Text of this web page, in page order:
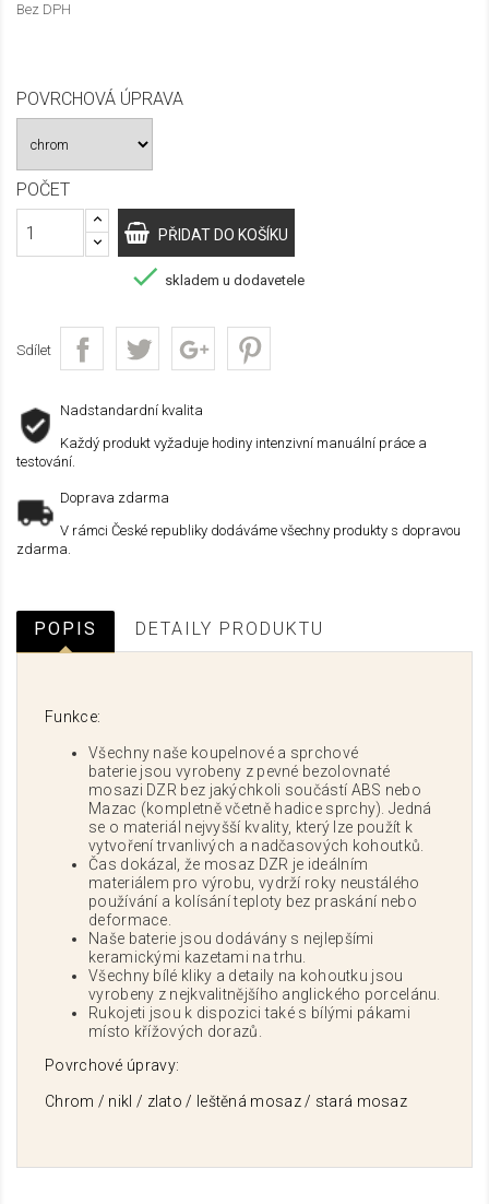
Bez DPH
POVRCHOVÁ ÚPRAVA
POČET
PŘIDAT DO KOŠÍKU
 skladem u dodavetele
Sdílet
Nadstandardní kvalita
Každý produkt vyžaduje hodiny intenzivní manuální práce a
testování.
Doprava zdarma
V rámci České republiky dodáváme všechny produkty s dopravou
zdarma.
POPIS DETAILY PRODUKTU
Funkce:
Všechny naše koupelnové a sprchové
baterie jsou vyrobeny z pevné bezolovnaté
mosazi DZR bez jakýchkoli součástí ABS nebo
Mazac (kompletně včetně hadice sprchy). Jedná
se o materiál nejvyšší kvality, který lze použít k
vytvoření trvanlivých a nadčasových kohoutků.
Čas dokázal, že mosaz DZR je ideálním
materiálem pro výrobu, vydrží roky neustálého
používání a kolísání teploty bez praskání nebo
deformace.
Naše baterie jsou dodávány s nejlepšími
keramickými kazetami na trhu.
Všechny bílé kliky a detaily na kohoutku jsou
vyrobeny z nejkvalitnějšího anglického porcelánu.
Rukojeti jsou k dispozici také s bílými pákami
místo křížových dorazů.
Povrchové úpravy:
Chrom / nikl / zlato / leštěná mosaz / stará mosaz